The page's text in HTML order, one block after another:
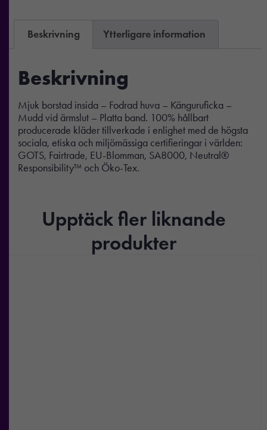
Beskrivning Ytterligare information
Beskrivning
Mjuk borstad insida – Fodrad huva – Känguruficka –
Mudd vid ärmslut – Platta band. 100% hållbart
producerade kläder tillverkade i enlighet med de högsta
sociala, etiska och miljömässiga certifieringar i världen:
GOTS, Fairtrade, EU-Blomman, SA8000, Neutral®
Responsibility™ och Öko-Tex.
Upptäck fler liknande
produkter